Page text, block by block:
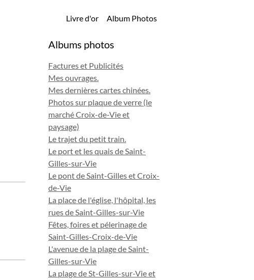
Livre d'or Album Photos
Albums photos
Factures et Publicités
Mes ouvrages.
Mes dernières cartes chinées.
Photos sur plaque de verre (le
marché Croix-de-Vie et
paysage)
Le trajet du petit train.
Le port et les quais de Saint-
Gilles-sur-Vie
Le pont de Saint-Gilles et Croix-
de-Vie
La place de l'église, l'hôpital, les
rues de Saint-Gilles-sur-Vie
Fêtes, foires et pélerinage de
Saint-Gilles-Croix-de-Vie
L'avenue de la plage de Saint-
Gilles-sur-Vie
La plage de St-Gilles-sur-Vie et